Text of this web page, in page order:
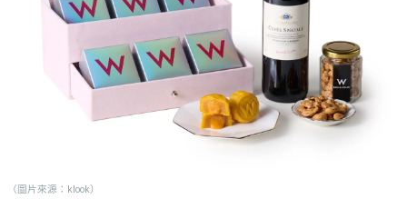
（圖片來源：klook）